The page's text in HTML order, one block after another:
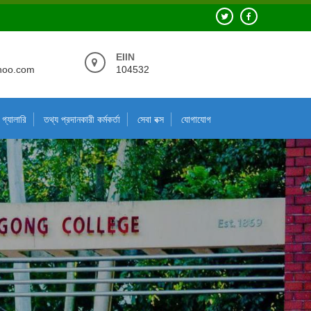
EIIN
104532
গ্যালারি তথ্য প্রদানকারী কর্মকর্তা সেবা বক্স যোগাযোগ